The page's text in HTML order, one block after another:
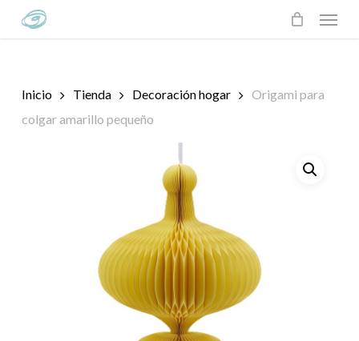
Menu
Inicio Tienda Decoración hogar
Origami para
colgar amarillo pequeño